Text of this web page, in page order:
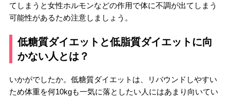
てしまうと女性ホルモンなどの作用で体に不調が出てしまう
可能性があるため注意しましょう。
低糖質ダイエットと低脂質ダイエットに向
かない人とは？
いかがでしたか。低糖質ダイエットは、リバウンドしやすい
ため体重を何10kgも一気に落としたい人にはあまり向いてい